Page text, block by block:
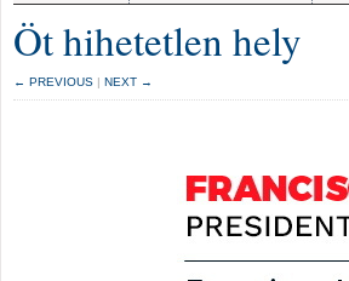
Öt hihetetlen hely
← PREVIOUS | NEXT →